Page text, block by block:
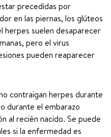
precedidas por
en las piernas, los glúteos
herpes suelen desaparecer
pero el virus
pueden reaparecer
contraigan herpes durante
durante el embarazo
al recién nacido. Se puede
si la enfermedad es